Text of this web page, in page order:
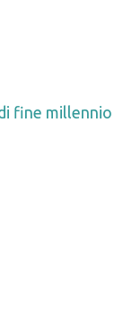
fine millennio